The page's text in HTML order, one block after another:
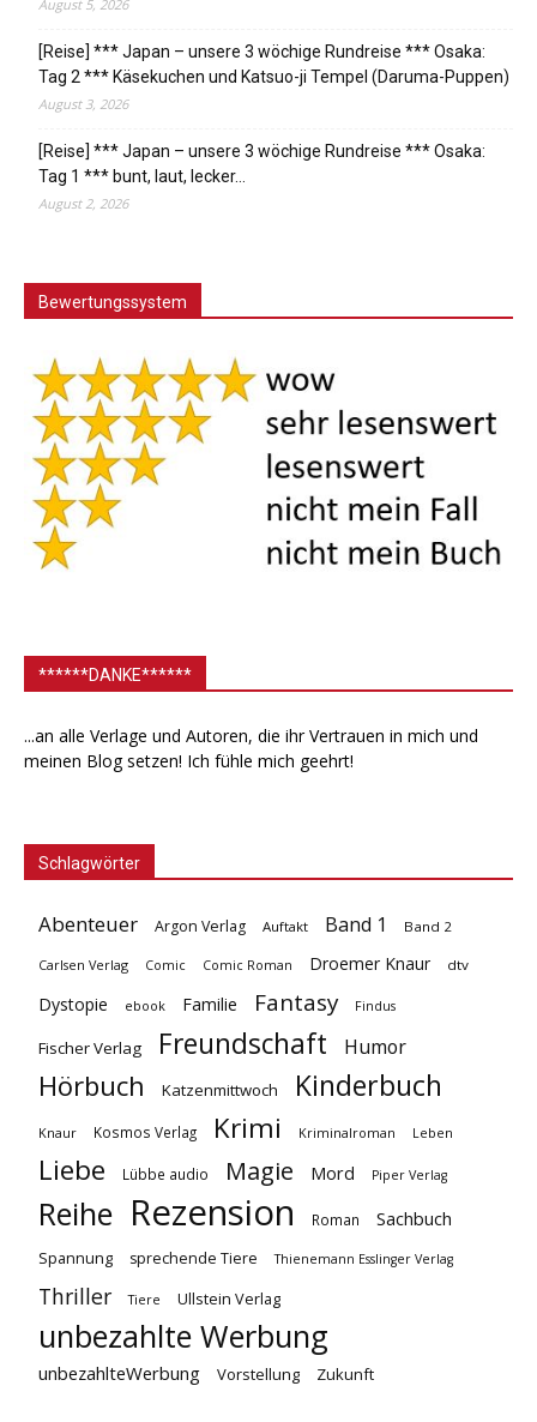
August 5, 2026
[Reise] *** Japan – unsere 3 wöchige Rundreise *** Osaka:
Tag 2 *** Käsekuchen und Katsuo-ji Tempel (Daruma-Puppen)
August 3, 2026
[Reise] *** Japan – unsere 3 wöchige Rundreise *** Osaka:
Tag 1 *** bunt, laut, lecker…
August 2, 2026
Bewertungssystem
******DANKE******
...an alle Verlage und Autoren, die ihr Vertrauen in mich und
meinen Blog setzen! Ich fühle mich geehrt!
Schlagwörter
Abenteuer Argon Verlag Auftakt Band 1 Band 2
Carlsen Verlag Comic Comic Roman Droemer Knaur dtv
Dystopie ebook Familie Fantasy Findus
Fischer Verlag Freundschaft Humor
Hörbuch Katzenmittwoch Kinderbuch
Knaur Kosmos Verlag Krimi Kriminalroman Leben
Liebe Lübbe audio Magie Mord Piper Verlag
Reihe Rezension Roman Sachbuch
Spannung sprechende Tiere Thienemann Esslinger Verlag
Thriller Tiere Ullstein Verlag
unbezahlte Werbung
unbezahlteWerbung Vorstellung Zukunft